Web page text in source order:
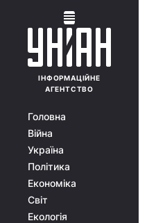
ІНФОРМАЦІЙНЕ
АГЕНТСТВО
Головна
Війна
Україна
Політика
Економіка
Світ
Екологія